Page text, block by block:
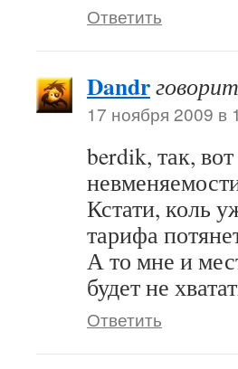
Ответить
Dandr
17 ноября 2009 в
berdik, так,
Кстати, коль
тарифа
А то мне и
будет не
Ответить